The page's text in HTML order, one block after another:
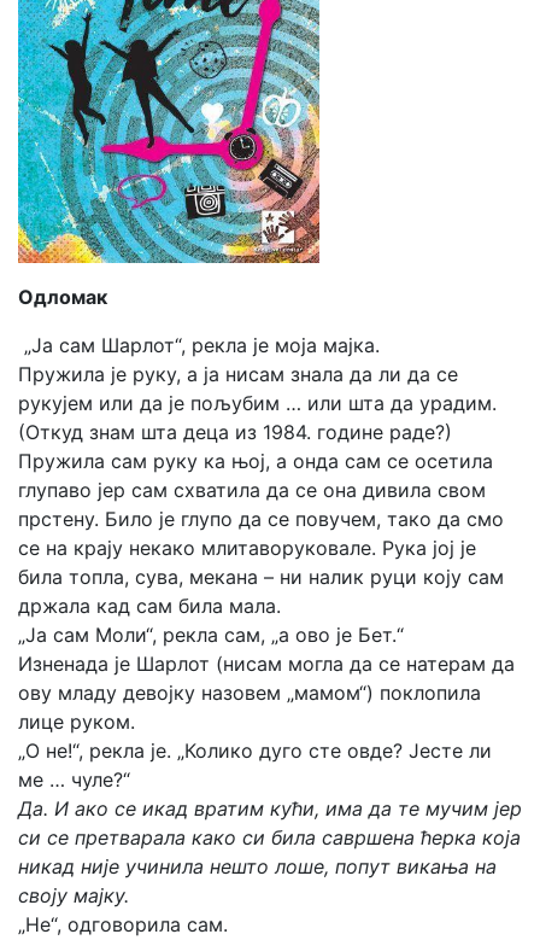
Одломак
„Ја сам Шарлот“, рекла је моја мајка.
Пружила је руку, а ја нисам знала да ли да се
рукујем или да је пољубим … или шта да урадим.
(Откуд знам шта деца из 1984. године раде?)
Пружила сам руку ка њој, а онда сам се осетила
глупаво јер сам схватила да се она дивила свом
прстену. Било је глупо да се повучем, тако да смо
се на крају некако млитаворуковале. Рука јој је
била топла, сува, мекана – ни налик руци коју сам
држала кад сам била мала.
„Ја сам Моли“, рекла сам, „а ово је Бет.“
Изненада је Шарлот (нисам могла да се натерам да
ову младу девојку назовем „мамом“) поклопила
лице руком.
„О не!“, рекла је. „Колико дуго сте овде? Јесте ли
ме … чуле?“
Да. И ако се икад вратим кући, има да те мучим јер
си се претварала како си била савршена ћерка која
никад није учинила нешто лоше, попут викања на
своју мајку.
„Не“, одговорила сам.